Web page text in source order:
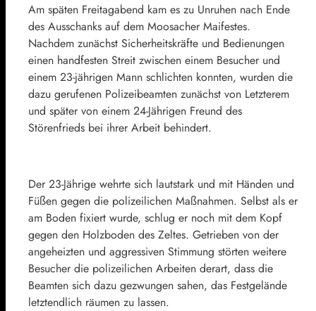
Am späten Freitagabend kam es zu Unruhen nach Ende
des Ausschanks auf dem Moosacher Maifestes.
Nachdem zunächst Sicherheitskräfte und Bedienungen
einen handfesten Streit zwischen einem Besucher und
einem 23-jährigen Mann schlichten konnten, wurden die
dazu gerufenen Polizeibeamten zunächst von Letzterem
und später von einem 24-Jährigen Freund des
Störenfrieds bei ihrer Arbeit behindert.
Der 23-Jährige wehrte sich lautstark und mit Händen und
Füßen gegen die polizeilichen Maßnahmen. Selbst als er
am Boden fixiert wurde, schlug er noch mit dem Kopf
gegen den Holzboden des Zeltes. Getrieben von der
angeheizten und aggressiven Stimmung störten weitere
Besucher die polizeilichen Arbeiten derart, dass die
Beamten sich dazu gezwungen sahen, das Festgelände
letztendlich räumen zu lassen.